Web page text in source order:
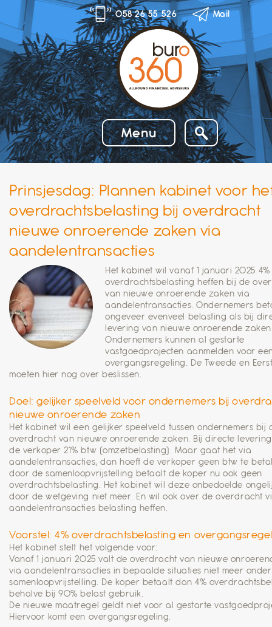
content
058 26 55 526 Mail
Menu
Prinsjesdag: Plannen kabinet voor
overdrachtsbelasting bij overdracht
nieuwe onroerende zaken via
aandelentransacties
Het kabinet wil vanaf 1 januari 2025 4%
overdrachtsbelasting heffen bij de
van nieuwe onroerende zaken via
aandelentransacties. Ondernemers
ongeveer evenveel belasting als bij
levering van nieuwe onroerende
Ondernemers kunnen al gestarte
vastgoedprojecten aanmelden voor
overgangsregeling. De Tweede en
moeten hier nog over beslissen.
Doel: gelijker speelveld voor ondernemers bij
nieuwe onroerende zaken
Het kabinet wil een gelijker speelveld tussen ondernemers bij
overdracht van nieuwe onroerende zaken. Bij directe
de verkoper 21% btw (omzetbelasting). Maar gaat het via
aandelentransacties, dan hoeft de verkoper geen btw te
door de samenloopvrijstelling betaalt de koper nu ook geen
overdrachtsbelasting. Het kabinet wil deze onbedoelde
door de wetgeving niet meer. En wil ook over de overdracht
aandelentransacties belasting heffen.
Voorstel: 4% overdrachtsbelasting en
Het kabinet stelt het volgende voor:
Vanaf 1 januari 2025 valt de overdracht van nieuwe
via aandelentransacties in bepaalde situaties niet meer
samenloopvrijstelling. De koper betaalt dan 4%
behalve bij 90% belast gebruik.
De nieuwe maatregel geldt niet voor al gestarte
Hiervoor komt een overgangsregeling.